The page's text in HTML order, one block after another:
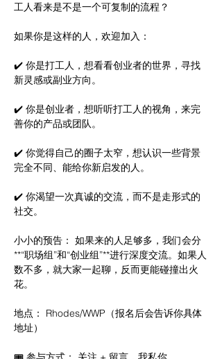
工人看来是不是一个可复制的流程？
如果你是这样的人，欢迎加入：
✔️ 你是打工人，想看看创业者的世界，寻找
新灵感或副业方向。
✔️ 你是创业者，想听听打工人的视角，来完
善你的产品或团队。
✔️ 你觉得自己的圈子太窄，想认识一些背景
完全不同、能给你新启发的人。
✔️ 你渴望一次真诚的交流，而不是走形式的
社交。
小小的预告： 如果来的人足够多，我们会分
**“职场组”和“创业组”**进行深度交流。如果人
数不多，就大家一起聊，反而更能碰撞出火
花。
地点： Rhodes/WWP（报名后会告诉你具体
地址）